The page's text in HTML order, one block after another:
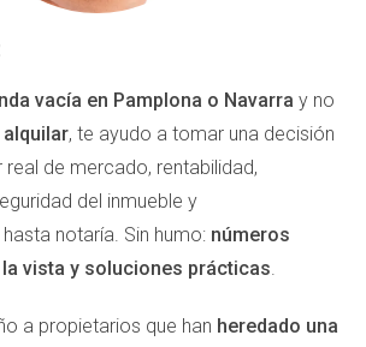
A LA VENTA TU
factor clave al vender un piso.
comenzar el proceso al
de la fecha en la que necesitas
ample tiempo para realizar las
preparar el espacio y listar tu
podrías acortar este período a un
vacía en Pamplona o Navarra y no
, te ayudo a tomar una decisión
de mercado, rentabilidad,
del inmueble y
notaría. Sin humo: números
vista y soluciones prácticas.
a propietarios que han heredado una